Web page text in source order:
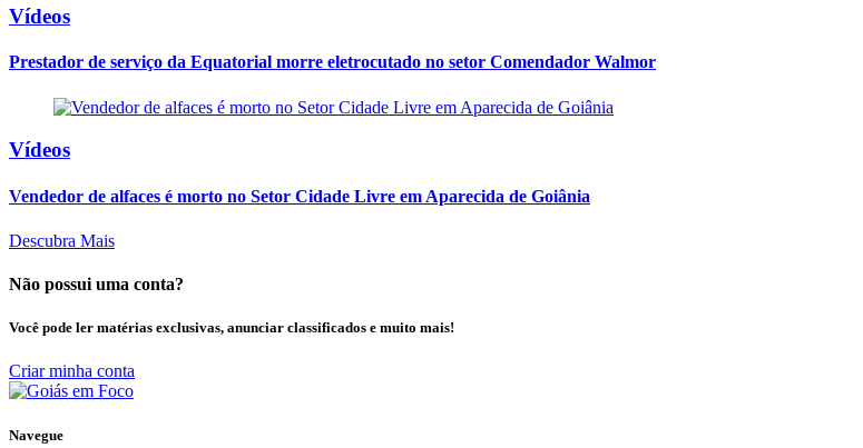
Vídeos
Prestador de serviço da Equatorial morre eletrocutado no setor Comendador Walmor
Vídeos
Vendedor de alfaces é morto no Setor Cidade Livre em Aparecida de Goiânia
Descubra Mais
Não possui uma conta?
Você pode ler matérias exclusivas, anunciar classificados e muito mais!
Criar minha conta
Navegue